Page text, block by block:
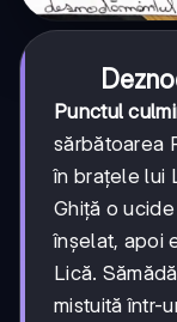
Punctul
sărbătoarea
în brațele lui
Ghiță o
înșelat, apoi
Lică.
mistuită într-